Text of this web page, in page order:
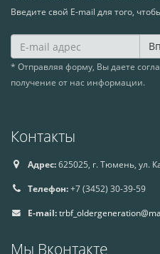
Введите свой E-mail для того,
* Отправляя форму, Вы даете
получение от нас информации.
Контакты
Адрес:625025, г. Тюмень, ул.
Телефон:+7 (3452) 30-39-59
E-mail:
Мы Вконтакте